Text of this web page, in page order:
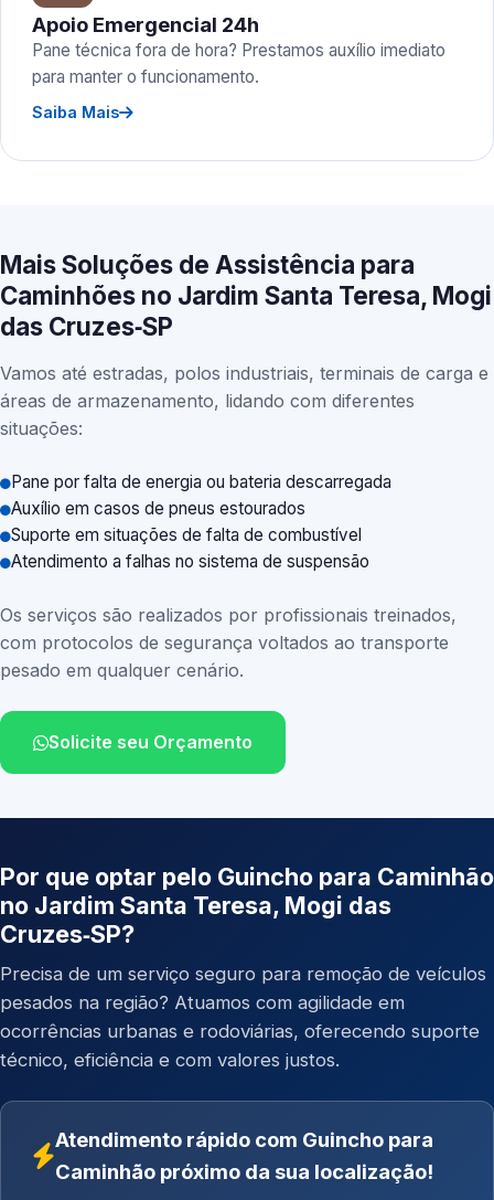
Apoio Emergencial 24h
Pane técnica fora de hora? Prestamos auxílio imediato
para manter o funcionamento.
Saiba Mais
Mais Soluções de Assistência para
Caminhões no Jardim Santa Teresa, Mogi
das Cruzes‑SP
Vamos até estradas, polos industriais, terminais de carga e
áreas de armazenamento, lidando com diferentes
situações:
Pane por falta de energia ou bateria descarregada
Auxílio em casos de pneus estourados
Suporte em situações de falta de combustível
Atendimento a falhas no sistema de suspensão
Os serviços são realizados por profissionais treinados,
com protocolos de segurança voltados ao transporte
pesado em qualquer cenário.
Solicite seu Orçamento
Por que optar pelo Guincho para Caminhão
no Jardim Santa Teresa, Mogi das
Cruzes‑SP?
Precisa de um serviço seguro para remoção de veículos
pesados na região? Atuamos com agilidade em
ocorrências urbanas e rodoviárias, oferecendo suporte
técnico, eficiência e com valores justos.
Atendimento rápido com Guincho para
Caminhão próximo da sua localização!